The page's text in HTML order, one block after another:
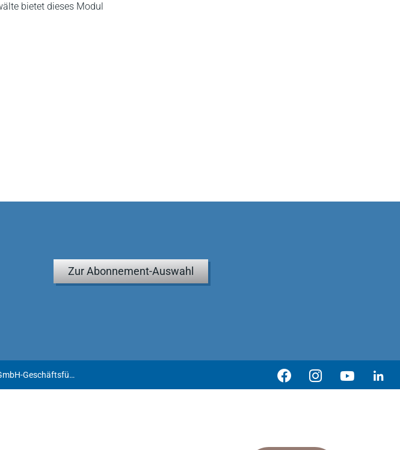
bietet dieses Modul
Zur Abonnement-Auswahl
Unzulässige Beschwerde eines ehemaligen GmbH-Geschäftsführers gegen Beschlagnahmebeschlüsse